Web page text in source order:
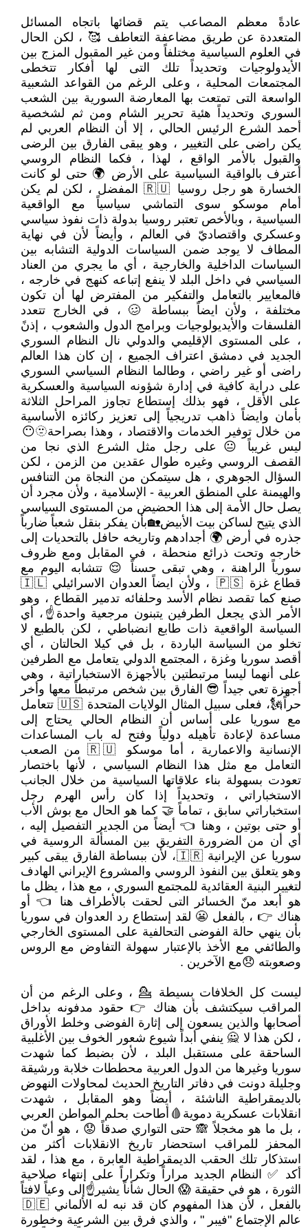
عادةً معظم المصاعب يتم قضائها باتجاه المسائل
المتعددة عن طريق مضاعفة التعاطف 🥰 ، لكن الحال
في العلوم السياسية مختلفاً ومن غير المقبول المزج بين
الأيدولوجيات وتحديداً تلك التى لها أفكار تتخطى
المجتمعات المحلية ، وعلى الرغم من القواعد الشعبية
الواسعة التى تمتعت بها المعارضة السورية بين الشعب
السوري وتحديداً هئية تحرير الشام ومن ثم لشخصية
أحمد الشرع الرئيس الحالي ، إلا أن النظام العربي لم
يكن راضى على التغيير ، وهو يبقى الفارق بين الرضى
والقبول بالأمر الواقع ، لهذا ، فكما النظام الروسي
أعترف بالواقية السياسية على الأرض 🌍 حتى لو كانت
الخسارة هو رجل روسيا 🇷🇺 المفضل ، لكن لم يكن
أمام موسكو سوى التماشي سياسياً مع الواقعية
السياسية ، وبالأخص تعتبر روسيا بدولة ذات نفوذ سياسي
وعسكري واقتصاديّ في العالم ، وأيضاً لأن في نهاية
المطاف لا يوجد ضمن السياسات الدولية التشابه بين
السياسات الداخلية والخارجية ، أي ما يجري من العناد
السياسي في داخل البلد لا ينفع إتباعه كنهج في خارجه ،
فالمعايير بالتعامل والتفكير من المفترض لها أن تكون
مختلفة ، ولأن ايضاً ببساطة 🥴 ، في الخارج تتعدد
الفلسفات والأيديولوجيات وبرامج الدول والشعوب ، إذنً
، على المستوى الإقليمي والدولي نال النظام السوري
الجديد في دمشق اعتراف الجميع ، إن كان هذا العالم
راضى أو غير راضي ، وطالما النظام السياسي السوري
على دراية كافية في إدارة شؤونه السياسية والعسكرية
على الأقل ، فهو بذلك إستطاع تجاوز المراحل الثلاثة
بأمان وايضاً ذاهب تدريجياً إلى تعزيز ركائزه الأساسية
من خلال توفير الخدمات والاقتصاد ، وهذا بصراحة🫥😶
ليس غريباً 😐 على رجل مثل الشرع الذي نجا من
القصف الروسي وغيره طوال عقدين من الزمن ، لكن
السؤال الجوهري ، هل سيتمكن من النجاة من التنافس
والهيمنة على المنطق العربية - الإسلامية ، ولأن مجرد أن
يصل حال الأمة إلى هذا الحضيض من المستوى السياسي
الذي يتيح لساكن بيت الأبيض🏡بأن يفكر بنقل شعباً ضارباً
جذره في أرض 🌍 أجدادهم وتاريخه حافل بالتحديات إلى
خارجه وتحت ذرائع منحطة ، في المقابل ومع ظروف
سورياً الراهنة ، وهي تبقى حسناً 😌 تتشابه اليوم مع
قطاع غزة 🇵🇸 ، ولأن ايضاً العدوان الاسرائيلي 🇮🇱
صنع كما تقصد نظام الأسد وحلفائه تدمير القطاع ، وهو
الأمر الذي يجعل الطرفين يتبنون مرجعية واحدة☝، أي
السياسة الواقعية ذات طابع انضباطي ، لكن بالطبع لا
تخلو من السياسة الباردة ، بل في كيلا الحالتان ، أي
أقصد سوريا وغزة ، المجتمع الدولي يتعامل مع الطرفين
على أنهما ليسا مرتبطتين بالأجهزة الاستخباراتية ، وهي
أجهزة تعي جيداً 😎 الفارق بين شخص مرتبطاً معها وأخر
حراً🗽، فعلى سبيل المثال الولايات المتحدة 🇺🇸 تتعامل
مع سوريا على أساس أن النظام الحالي يحتاج إلى
مساعدة لإعادة تأهيله دولياً وفتح له باب المساعدات
الإنسانية والاعمارية ، أما موسكو 🇷🇺 من الصعب
التعامل مع مثل هذا النظام السياسي ، لأنها باختصار
تعودت بسهولة بناء علاقاتها السياسية من خلال الجانب
الاستخباراتي ، وتحديداً إذا كان رأس الهرم رجل
استخباراتي سابق ، تماماً 🤝 كما هو الحال مع بوش الأب
أو حتى بوتين ، وهنا 👈 أيضاً من الجدير التفصيل إليه ،
أي أن من الضرورة التفريق بين المسألة الروسية في
سوريا عن الإيرانية 🇮🇷، لأن ببساطة الفارق يبقى كبير
وهو يتعلق بين النفوذ الروسي والمشروع الإيراني الهادف
لتغيير البنية العقائدية للمجتمع السوري ، مع هذا ، يظل ما
هو أبعد منّ الخسائر التى لحقت بالأطراف هنا 👈 أو
هناك 👉 ، بالفعل 😬 لقد إستطاع رد العدوان في سوريا
بأن ينهي حالة الفوضى التحالفية على المستوى الخارجي
والطائفي مع الأخذ بالإعتبار سهولة التفاوض مع الروس
وصعوبته 😞مع الآخرين .
ليست كل الخلافات بسيطة 💁 ، وعلى الرغم من أن
المراقب سيكتشف بأن هناك 👉 حقود مدفونه بداخل
أصحابها والذين يسعون إلى إثارة الفوضى وخلط الأوراق
، لكن هذا لا 🙅 ينفي أبداً شيوع شعور الخوف بين الأغلبية
الساحقة على مستقبل البلد ، لأن بضبط كما شهدت
سوريا وغيرها من الدول العربية محططات خلابة ورشيقة
وجليلة دونت في دفاتر التاريخ الحديث لمحاولات النهوض
بالديمقراطية الناشئة ، أيضاً وهو المقابل ، شهدت
انقلابات عسكرية دموية🩸أطاحت بحلم المواطن العربي
، بل ما هو مخجلاً 🙈 حتى التواري صدقاً 😟 ، هو أنّ من
المحفز للمراقب استحضار تاريخ الانقلابات أكثر من
استذكار تلك الحقب الديمقراطية العابرة ، مع هذا ، لقد
أكد ✅ النظام الجديد مراراً وتكراراً على إنتهاء صلاحية
الثورة ، هو في حقيقة 😱 الحال شأناً يشير☝إلى وعياً لافتاً
بالفعل ، لأن هذا المفهوم كان قد نبه له الألماني 🇩🇪
عالم الإجتماع "فيبر " ، والذي فرق بين الشرعية وخطورة